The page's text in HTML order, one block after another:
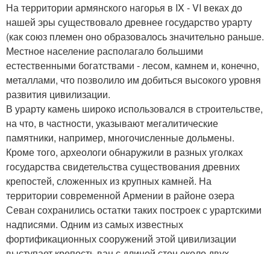
На территории армянского нагорья в IX - VI веках до
нашей эры существовало древнее государство урарту
(как союз племен оно образовалось значительно раньше.
Местное население располагало большими
естественными богатствами - лесом, камнем и, конечно,
металлами, что позволило им добиться высокого уровня
развития цивилизации.
В урарту камень широко использовался в строительстве,
на что, в частности, указывают мегалитические
памятники, например, многочисленные дольмены.
Кроме того, археологи обнаружили в разных уголках
государства свидетельства существования древних
крепостей, сложенных из крупных камней. На
территории современной Армении в районе озера
Севан сохранились остатки таких построек с урартскими
надписями. Одним из самых известных
фортификационных сооружений этой цивилизации